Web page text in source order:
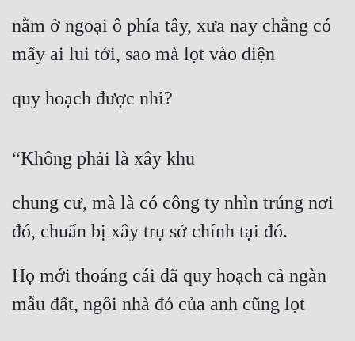
Đông Phương
Đông Phương Huyền Huyễn
Đồng Nhân
Cẩu Đạo Trường Sinh
Truyện Nam
Vô Địch Lưu
Xây Dựng Thế Lực
nằm ở ngoại ô phía tây, xưa nay chẳng có
mấy ai lui tới, sao mà lọt vào diện
quy hoạch được nhỉ?
“Không phải là xây khu
chung cư, mà là có công ty nhìn trúng nơi
đó, chuẩn bị xây trụ sở chính tại đó.
Họ mới thoáng cái đã quy hoạch cả ngàn
mẫu đất, ngôi nhà đó của anh cũng lọt